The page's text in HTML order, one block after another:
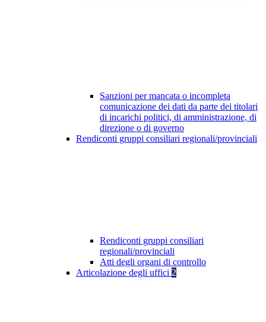
Sanzioni per mancata o incompleta
comunicazione dei dati da parte dei titolari
di incarichi politici, di amministrazione, di
direzione o di governo
Rendiconti gruppi consiliari regionali/provinciali
Rendiconti gruppi consiliari
regionali/provinciali
Atti degli organi di controllo
Articolazione degli uffici 2